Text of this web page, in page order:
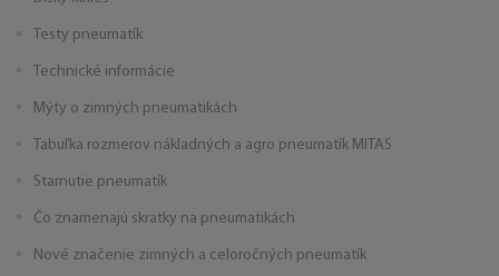
Testy pneumatík
Technické informácie
Mýty o zimných pneumatikách
Tabuľka rozmerov nákladných a agro pneumatík MITAS
Starnutie pneumatík
Čo znamenajú skratky na pneumatikách
Nové značenie zimných a celoročných pneumatík